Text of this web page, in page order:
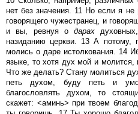
нет без значения. 11 Но если я
говорящего чужестранец, и
и вы, ревнуя о дарах
назиданию церкви. 13 А потому,
молись о даре истолкования. 14
языке, то хотя дух мой и
Что же делать? Стану молиться
петь духом, буду петь и
благословлять духом, то
скажет: <аминь> при твоем